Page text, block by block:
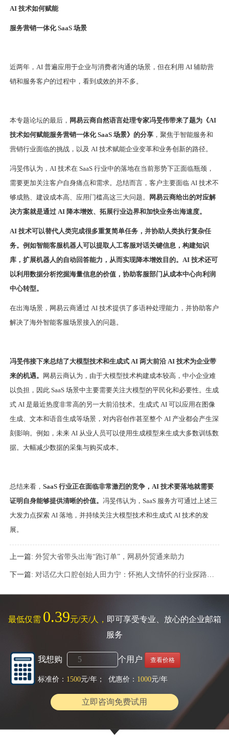
AI 技术如何赋能
服务营销一体化 SaaS 场景
近两年，AI 普遍应用于企业与消费者沟通的场景，但在利用 AI 辅助营
销和服务客户的过程中，看到成效的并不多。
本专题论坛的最后， 网易云商自然语言处理专家冯旻伟带来了题为《AI
技术如何赋能服务营销一体化 SaaS 场景》的分享 ，聚焦于智能服务和
营销行业面临的挑战，以及 AI 技术赋能企业变革和业务创新的路径。
冯旻伟认为，AI 技术在 SaaS 行业中的落地在当前形势下正面临瓶颈，
需要更加关注客户自身痛点和需求。总结而言，客户主要面临 AI 技术不
够成熟、建设成本高、应用门槛高这三大问题。
网易云商给出的对应解
决方案就是通过 AI 降本增效、拓展行业边界和加快业务出海速度。
AI 技术可以替代人类完成很多重复简单任务，并协助人类执行复杂任
务。例如智能客服机器人可以提取人工客服对话关键信息，构建知识
库，扩展机器人的自动回答能力，从而实现降本增效目的。AI 技术还可
以利用数据分析挖掘海量信息的价值，协助客服部门从成本中心向利润
中心转型。
在出海场景，网易云商通过 AI 技术提供了多语种处理能力，并协助客户
解决了海外智能客服场景接入的问题。
冯旻伟接下来总结了大模型技术和生成式 AI 两大前沿 AI 技术为企业带
来的机遇。
网易云商认为，由于大模型技术构建成本较高，中小企业难
以负担，因此 SaaS 场景中主要需要关注大模型的平民化和必要性。生成
式 AI 是最近热度非常高的另一大前沿技术。生成式 AI 可以应用在图像
生成、文本和语音生成等场景，对内容创作甚至整个 AI 产业都会产生深
刻影响。例如，未来 AI 从业人员可以使用生成模型来生成大多数训练数
据。大幅减少数据的采集与购买成本。
总结来看，SaaS 行业正在面临非常激烈的竞争，AI 技术要落地就需要
证明自身能够提供清晰的价值。冯旻伟认为，SaaS 服务方可通过上述三
大发力点探索 AI 落地，并持续关注大模型技术和生成式 AI 技术的发
展。
上一篇:外贸大省带头出海“跑订单”，网易外贸通来助力
下一篇: 对话亿大口腔创始人田力宁：怀抱人文情怀的行业探路者 | 口腔行业观察
最低仅需 0.39元/天/人， 即可享受专业、放心的企业邮箱
服务
我想购 个用户 查看价格
标准价： 1500元/年； 优惠价： 1000元/年
立即咨询免费试用